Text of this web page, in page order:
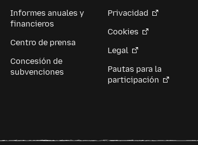
Informes anuales y
financieros
Centro de prensa
Concesión de
subvenciones
Privacidad
Cookies
Legal
Pautas para la
participación